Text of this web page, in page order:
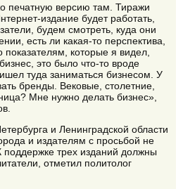
печатную версию там. Тиражи
издание будет работать,
будем смотреть, куда они
есть ли какая-то перспектива,
которые я видел,
это было что-то вроде
туда заниматься бизнесом. У
бренды. Вековые, столетние,
Мне нужно делать бизнес»,
и Ленинградской области
и издателям с просьбой не
поддержке трех изданий должны
отметил политолог